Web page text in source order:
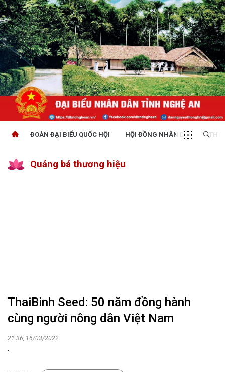
ĐOÀN ĐẠI BIỂU QUỐC HỘI HỘI ĐỒNG NHÂN DÂN
Quảng bá thương hiệu
ThaiBinh Seed: 50 năm đồng hành
cùng người nông dân Việt Nam
21:36, 16/03/2022